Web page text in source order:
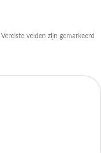
Vereiste velden zijn gemarkeerd